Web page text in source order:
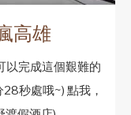
高雄
完成這個艱難的
秒處哦~) 點我，